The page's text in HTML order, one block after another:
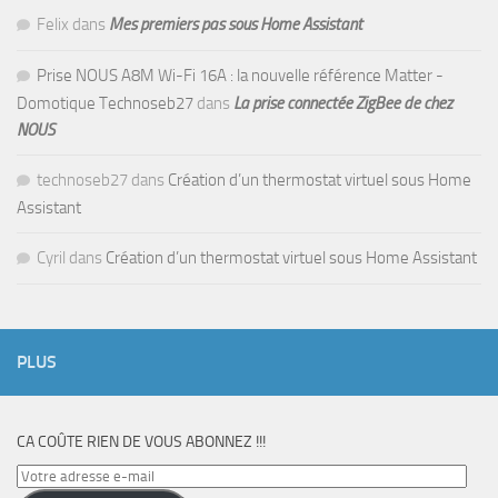
Felix dans Mes premiers pas sous Home Assistant
Prise NOUS A8M Wi-Fi 16A : la nouvelle référence Matter -
Domotique Technoseb27 dans La prise connectée ZigBee de chez
NOUS
technoseb27 dans Création d’un thermostat virtuel sous Home
Assistant
Cyril dans Création d’un thermostat virtuel sous Home Assistant
PLUS
CA COÛTE RIEN DE VOUS ABONNEZ !!!
Votre